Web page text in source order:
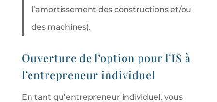
l’amortissement des constructions et/ou
des machines).
Ouverture de l’option pour l’IS à
l’entrepreneur individuel
En tant qu’entrepreneur individuel, vous